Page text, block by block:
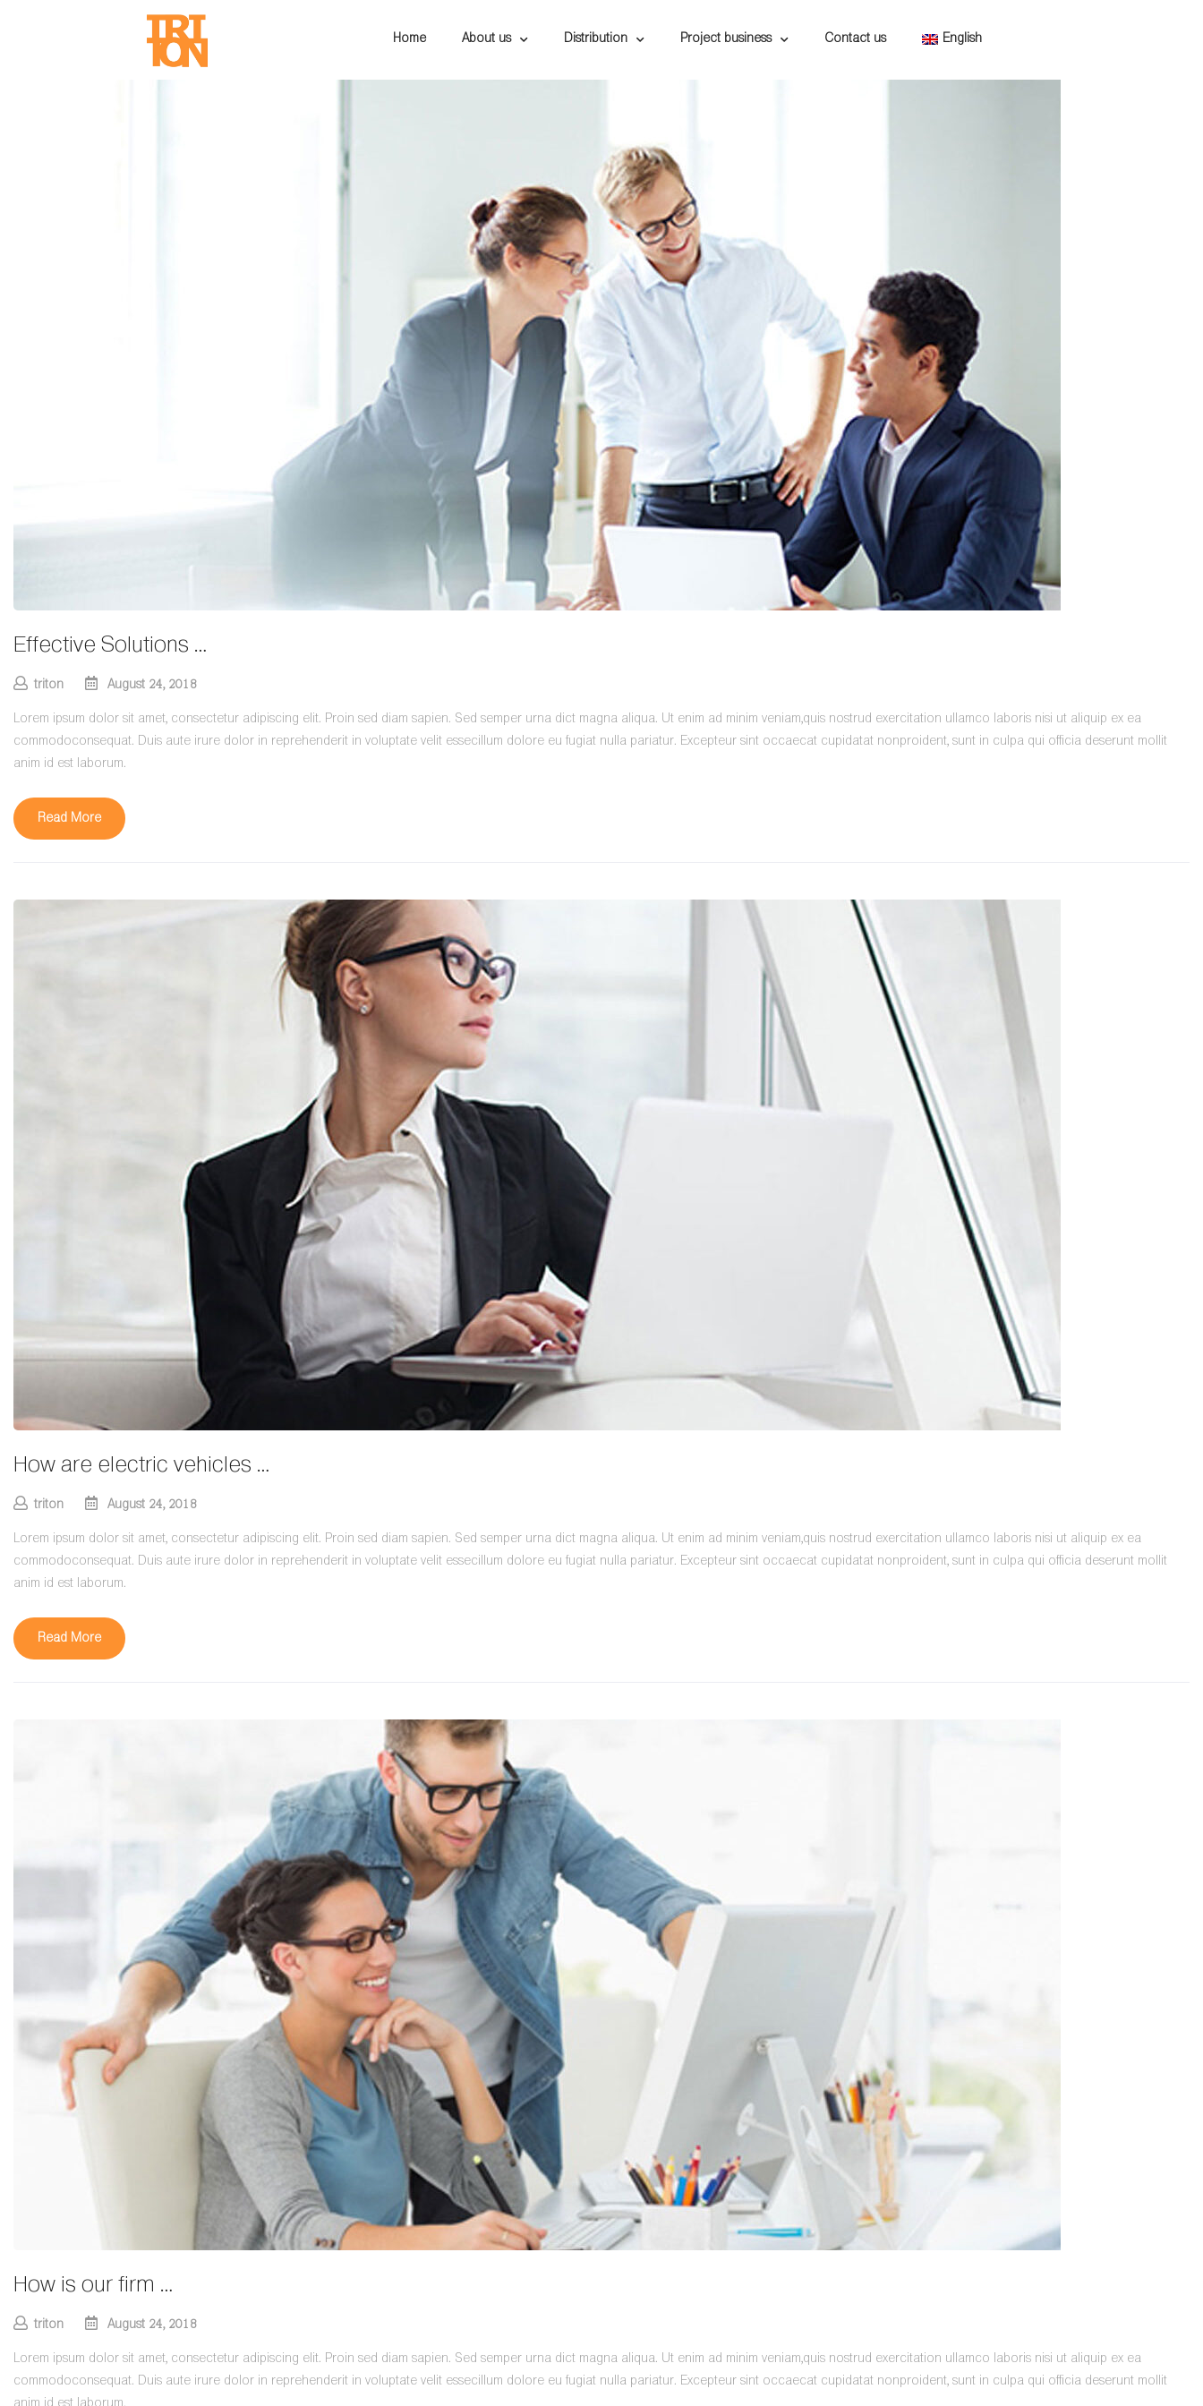
Home About us Distribution Project business Contact us English
Effective Solutions …
triton August 24, 2018
Lorem ipsum dolor sit amet, consectetur adipiscing elit. Proin sed diam sapien. Sed semper urna dict magna aliqua. Ut enim ad minim veniam,quis nostrud exercitation ullamco laboris nisi ut aliquip ex ea
commodoconsequat. Duis aute irure dolor in reprehenderit in voluptate velit essecillum dolore eu fugiat nulla pariatur. Excepteur sint occaecat cupidatat nonproident, sunt in culpa qui officia deserunt mollit
anim id est laborum.
Read More
How are electric vehicles …
triton August 24, 2018
Lorem ipsum dolor sit amet, consectetur adipiscing elit. Proin sed diam sapien. Sed semper urna dict magna aliqua. Ut enim ad minim veniam,quis nostrud exercitation ullamco laboris nisi ut aliquip ex ea
commodoconsequat. Duis aute irure dolor in reprehenderit in voluptate velit essecillum dolore eu fugiat nulla pariatur. Excepteur sint occaecat cupidatat nonproident, sunt in culpa qui officia deserunt mollit
anim id est laborum.
Read More
How is our firm …
triton August 24, 2018
Lorem ipsum dolor sit amet, consectetur adipiscing elit. Proin sed diam sapien. Sed semper urna dict magna aliqua. Ut enim ad minim veniam,quis nostrud exercitation ullamco laboris nisi ut aliquip ex ea
commodoconsequat. Duis aute irure dolor in reprehenderit in voluptate velit essecillum dolore eu fugiat nulla pariatur. Excepteur sint occaecat cupidatat nonproident, sunt in culpa qui officia deserunt mollit